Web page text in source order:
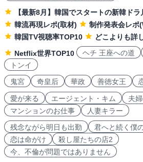
【最新8月】韓国でスタートの新韓ド
韓流再現レポ(取材)
制作発表会レポ
韓国TV視聴率TOP10
どこよりも詳
Netflix世界TOP10
ヘチ 王座への道
トンイ
鬼宮
奇皇后 華政 善徳女王
愛が来る エージェント・キム
夫
マンションのお仕事
人妻キラー
残念ながら明日も出勤
君へと続く僕
恋は命がけ
殺し屋たちの店2
今、不倫が問題ではありません